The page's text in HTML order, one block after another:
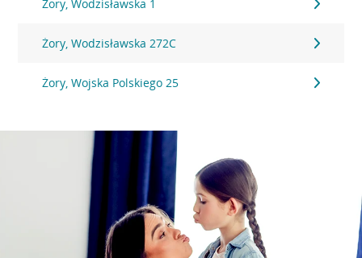
Żory, Wodzisławska 1
Żory, Wodzisławska 272C
Żory, Wojska Polskiego 25